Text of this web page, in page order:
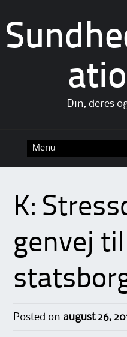
Din, deres
K:
genvej til
Posted on august 26,